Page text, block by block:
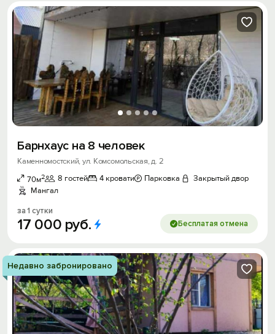
Барнхаус на 8 человек
Каменномостский, ул. Комсомольская, д. 2
70м2 8 гостей 4 кровати Парковка
Закрытый двор
Мангал
за 1 сутки
17 000 руб. Бесплатая отмена
Недавно забронировано